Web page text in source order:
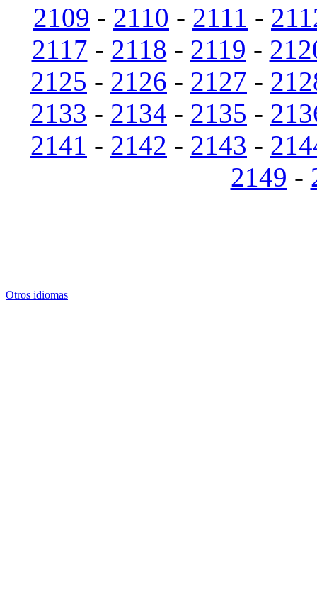
2109 - 2110 - 2111 -
2117 - 2118 - 2119 -
2125 - 2126 - 2127 -
2133 - 2134 - 2135 -
2141 - 2142 - 2143 -
2149 -
Otros idiomas